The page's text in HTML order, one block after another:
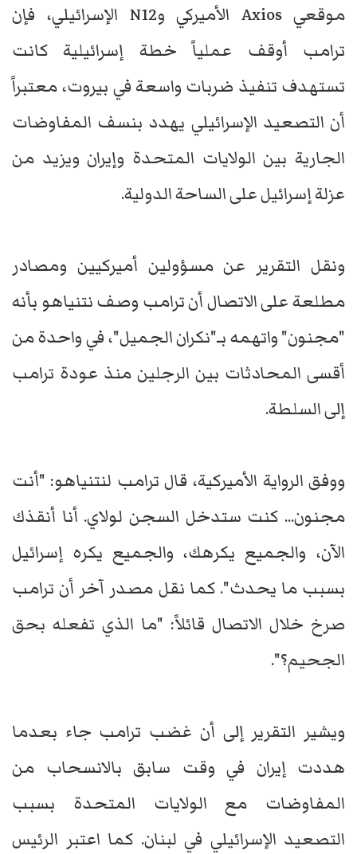
موقعي Axios الأميركي وN12 الإسرائيلي، فإن
ترامب أوقف عملياً خطة إسرائيلية كانت
تستهدف تنفيذ ضربات واسعة في بيروت، معتبراً
أن التصعيد الإسرائيلي يهدد بنسف المفاوضات
الجارية بين الولايات المتحدة وإيران ويزيد من
عزلة إسرائيل على الساحة الدولية.
ونقل التقرير عن مسؤولين أميركيين ومصادر
مطلعة على الاتصال أن ترامب وصف نتنياهو بأنه
"مجنون" واتهمه بـ"نكران الجميل"، في واحدة من
أقسى المحادثات بين الرجلين منذ عودة ترامب
إلى السلطة.
ووفق الرواية الأميركية، قال ترامب لنتنياهو: "أنت
مجنون... كنت ستدخل السجن لولاي. أنا أنقذك
الآن، والجميع يكرهك، والجميع يكره إسرائيل
بسبب ما يحدث". كما نقل مصدر آخر أن ترامب
صرخ خلال الاتصال قائلاً: "ما الذي تفعله بحق
الجحيم؟".
ويشير التقرير إلى أن غضب ترامب جاء بعدما
هددت إيران في وقت سابق بالانسحاب من
المفاوضات مع الولايات المتحدة بسبب
التصعيد الإسرائيلي في لبنان. كما اعتبر الرئيس